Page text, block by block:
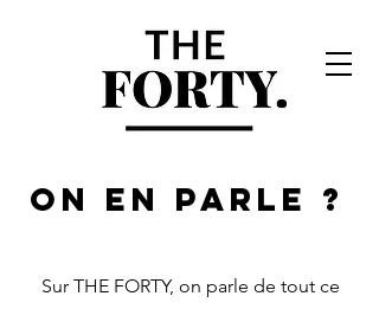
ON EN PARLE ?
Sur THE FORTY, on parle de tout ce